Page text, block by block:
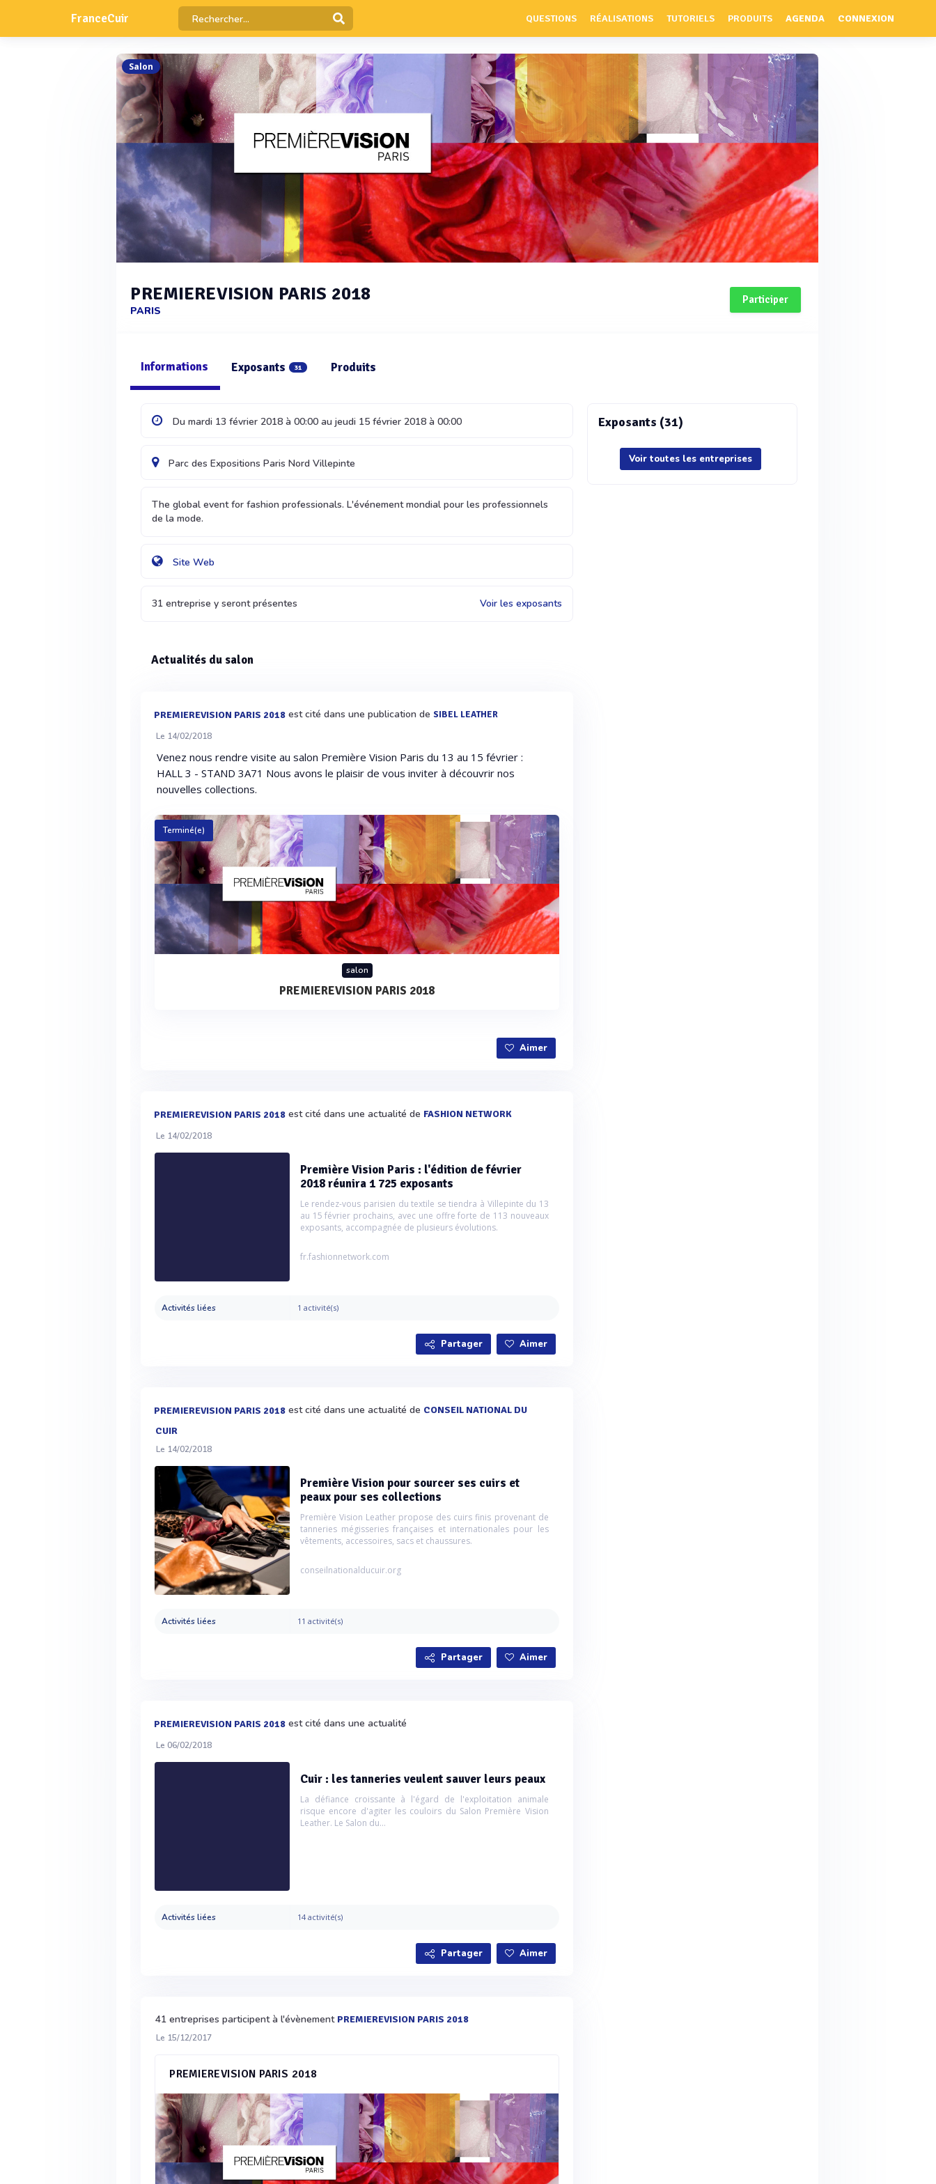
FranceCuir QUESTIONS RÉALISATIONS TUTORIELS PRODUITS AGENDA CONNEXION
Salon
PREMIEREVISION PARIS 2018
PARIS
Participer
Informations Exposants 31 Produits
Du mardi 13 février 2018 à 00:00 au jeudi 15 février 2018 à 00:00
Parc des Expositions Paris Nord Villepinte
The global event for fashion professionals. L'événement mondial pour les professionnels
de la mode.
Site Web
31 entreprise y seront présentes Voir les exposants
Actualités du salon
PREMIEREVISION PARIS 2018 est cité dans une publication de SIBEL LEATHER
Le 14/02/2018
Venez nous rendre visite au salon Première Vision Paris du 13 au 15 février :
HALL 3 - STAND 3A71 Nous avons le plaisir de vous inviter à découvrir nos
nouvelles collections.
Terminé(e)
salon
PREMIEREVISION PARIS 2018
Aimer
PREMIEREVISION PARIS 2018 est cité dans une actualité de FASHION NETWORK
Le 14/02/2018
Première Vision Paris : l'édition de février
2018 réunira 1 725 exposants
Le rendez-vous parisien du textile se tiendra à Villepinte du 13
au 15 février prochains, avec une offre forte de 113 nouveaux
exposants, accompagnée de plusieurs évolutions.
fr.fashionnetwork.com
Activités liées 1 activité(s)
Partager Aimer
PREMIEREVISION PARIS 2018 est cité dans une actualité de CONSEIL NATIONAL DU
CUIR
Le 14/02/2018
Première Vision pour sourcer ses cuirs et
peaux pour ses collections
Première Vision Leather propose des cuirs finis provenant de
tanneries mégisseries françaises et internationales pour les
vêtements, accessoires, sacs et chaussures.
conseilnationalducuir.org
Activités liées 11 activité(s)
Partager Aimer
PREMIEREVISION PARIS 2018 est cité dans une actualité
Le 06/02/2018
Cuir : les tanneries veulent sauver leurs peaux
La défiance croissante à l'égard de l'exploitation animale
risque encore d'agiter les couloirs du Salon Première Vision
Leather. Le Salon du...
Activités liées 14 activité(s)
Partager Aimer
41 entreprises participent à l'évènement PREMIEREVISION PARIS 2018
Le 15/12/2017
PREMIEREVISION PARIS 2018
Exposants (31)
Voir toutes les entreprises